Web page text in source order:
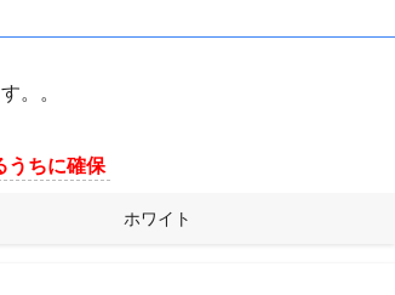
。。
うちに確保
ホワイト